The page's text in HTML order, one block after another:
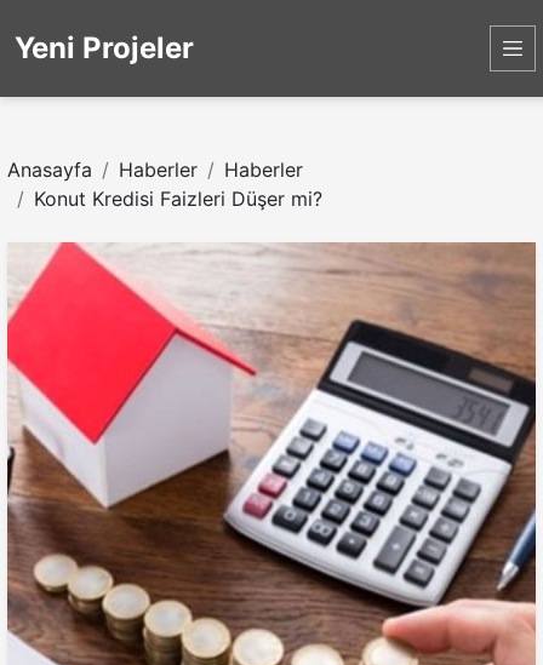
Yeni Projeler
Anasayfa Haberler
Haberler
Konut Kredisi Faizleri Düşer mi?